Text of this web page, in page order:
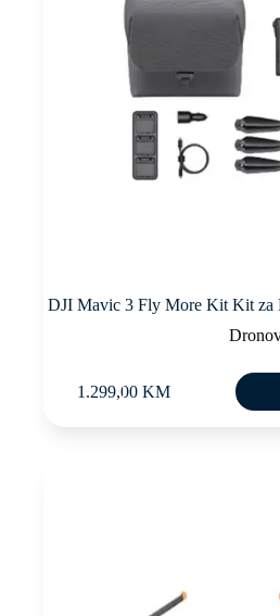
DJI Mavic 3 Fly More Kit Kit za
1.299,00 KM